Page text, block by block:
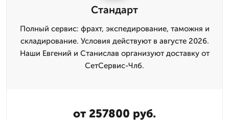
Стандарт
Полный сервис: фрахт, экспедирование, таможня и
складирование. Условия действуют в августе 2026.
Наши Евгений и Станислав организуют доставку от
СетСервис-Члб.
от 257800 руб.